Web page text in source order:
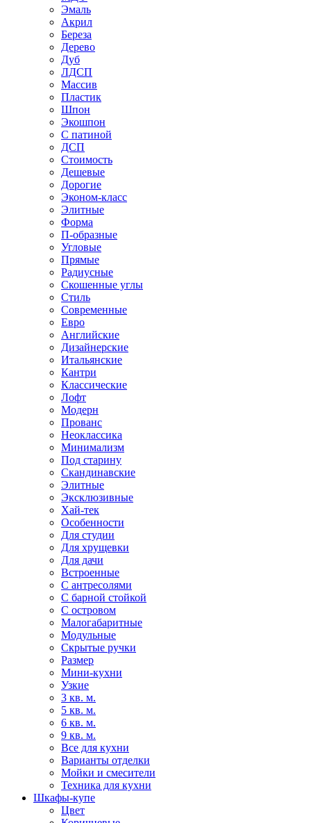
Эмаль
Акрил
Береза
Дерево
Дуб
ЛДСП
Массив
Пластик
Шпон
Экошпон
С патиной
ДСП
Стоимость
Дешевые
Дорогие
Эконом-класс
Элитные
Форма
П-образные
Угловые
Прямые
Радиусные
Скошенные углы
Стиль
Современные
Евро
Английские
Дизайнерские
Итальянские
Кантри
Классические
Лофт
Модерн
Прованс
Неоклассика
Минимализм
Под старину
Скандинавские
Элитные
Эксклюзивные
Хай-тек
Особенности
Для студии
Для хрущевки
Для дачи
Встроенные
С антресолями
С барной стойкой
С островом
Малогабаритные
Модульные
Скрытые ручки
Размер
Мини-кухни
Узкие
3 кв. м.
5 кв. м.
6 кв. м.
9 кв. м.
Все для кухни
Варианты отделки
Мойки и смесители
Техника для кухни
Шкафы-купе
Цвет